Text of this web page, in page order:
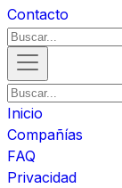
Contacto
Inicio
Compañías
FAQ
Privacidad